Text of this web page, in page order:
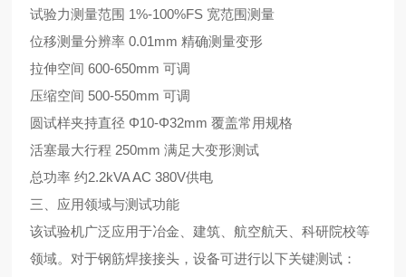
试验力测量范围 1%-100%FS 宽范围测量
位移测量分辨率 0.01mm 精确测量变形
拉伸空间 600-650mm 可调
压缩空间 500-550mm 可调
圆试样夹持直径 Φ10-Φ32mm覆盖常用规格
活塞最大行程 250mm 满足大变形测试
总功率 约2.2kVA AC 380V供电
三、应用领域与测试功能
该试验机广泛应用于冶金、建筑、航空航天、科研院校等
领域。对于钢筋焊接接头，设备可进行以下关键测试：